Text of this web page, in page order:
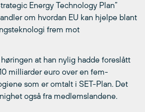
Energy Technology Plan”
om hvordan EU kan hjelpe blant
frem mot
at han nylig hadde foreslått
milliarder euro over en fem-
som er omtalt i SET-Plan. Det
også fra medlemslandene.